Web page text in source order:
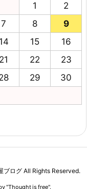
1
2
7 8
9
14 15
16
21 22
23
29
30
ブログ All Rights Reserved.
"Thought is free".